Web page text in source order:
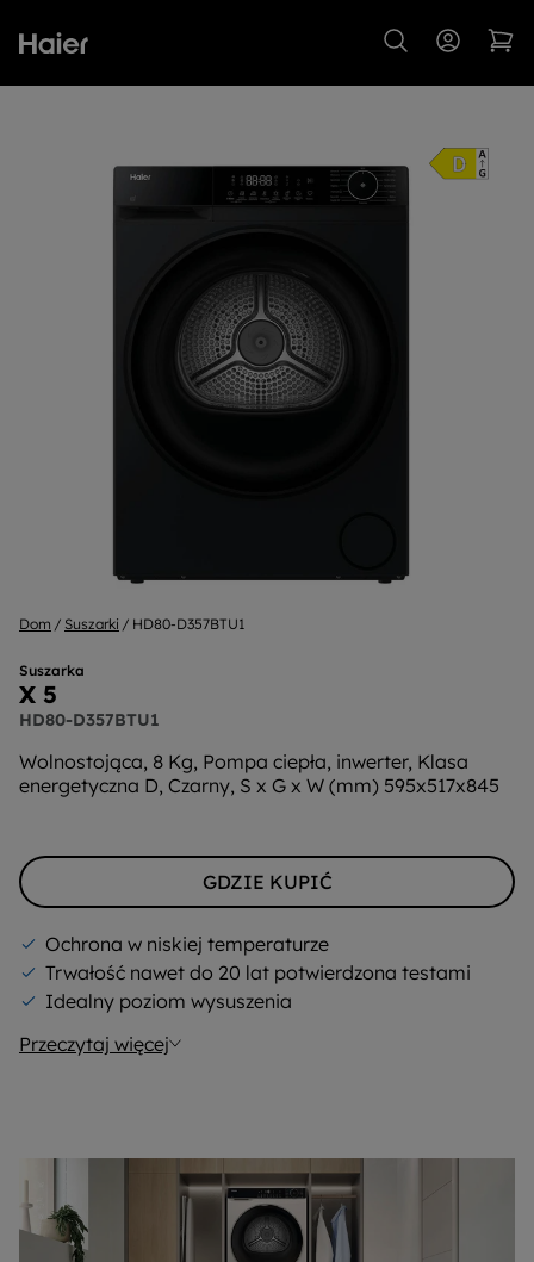
Dom Suszarki HD80-D357BTU1
Suszarka
X 5
HD80-D357BTU1
Wolnostojąca, 8 Kg, Pompa ciepła, inwerter, Klasa
energetyczna D, Czarny, S x G x W (mm) 595x517x845
GDZIE KUPIĆ
Ochrona w niskiej temperaturze
Trwałość nawet do 20 lat potwierdzona testami
Idealny poziom wysuszenia
Przeczytaj więcej